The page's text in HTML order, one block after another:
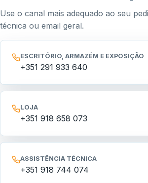
Use o canal mais adequado ao seu
técnica ou email geral.
ESCRITÓRIO, ARMAZÉM E EXPOSIÇÃO
+351 291 933 640
LOJA
+351 918 658 073
ASSISTÊNCIA TÉCNICA
+351 918 744 074